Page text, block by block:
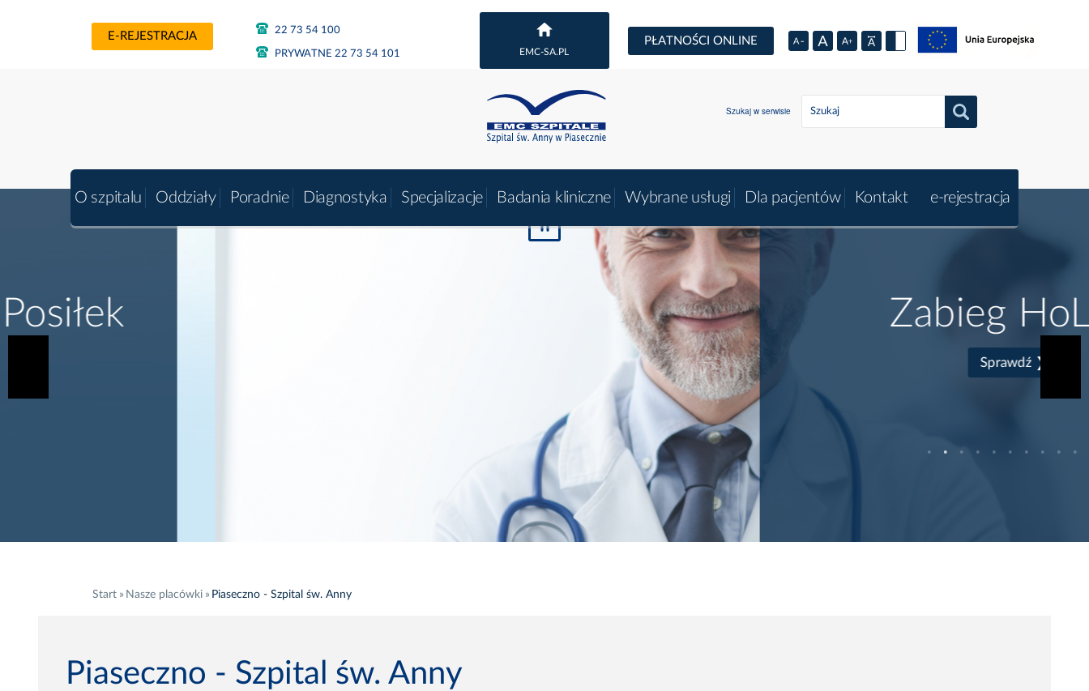
E-REJESTRACJA 22 73 54 100
PRYWATNE 22 73 54 101 EMC-SA.PL
PŁATNOŚCI ONLINE
Szukaj w serwisie
O szpitalu Oddziały Poradnie Diagnostyka Specjalizacje Badania kliniczne Wybrane usługi Dla pacjentów Kontakt e-rejestracja
Zabieg HoLEP
/
wznów
Start Nasze placówki Piaseczno - Szpital św. Anny
Piaseczno - Szpital św. Anny